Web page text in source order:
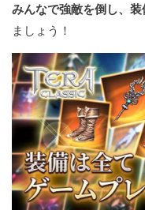
みんなで強敵を倒し、
ましょう！